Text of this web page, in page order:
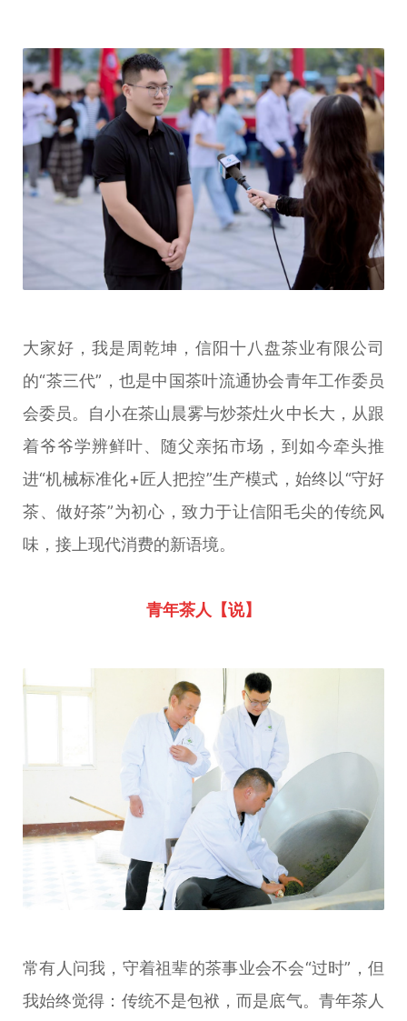
大家好，我是周乾坤，信阳十八盘茶业有限公司
的“茶三代”，也是中国茶叶流通协会青年工作委员
会委员。自小在茶山晨雾与炒茶灶火中长大，从跟
着爷爷学辨鲜叶、随父亲拓市场，到如今牵头推
进“机械标准化+匠人把控”生产模式，始终以“守好
茶、做好茶”为初心，致力于让信阳毛尖的传统风
味，接上现代消费的新语境。
青年茶人【说】
常有人问我，守着祖辈的茶事业会不会“过时”，但
我始终觉得：传统不是包袱，而是底气。青年茶人